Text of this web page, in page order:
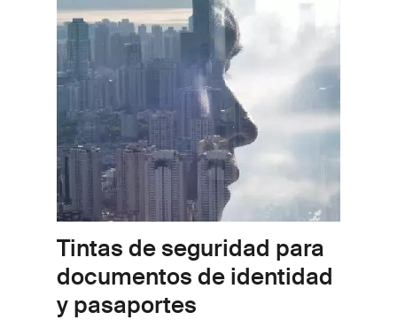
Imagen
Tintas de seguridad para
documentos de identidad
y pasaportes